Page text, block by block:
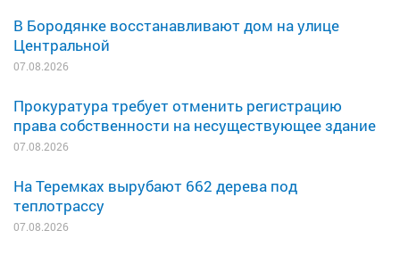
В Бородянке восстанавливают дом на улице
Центральной
07.08.2026
Прокуратура требует отменить регистрацию
права собственности на несуществующее здание
07.08.2026
На Теремках вырубают 662 дерева под
теплотрассу
07.08.2026